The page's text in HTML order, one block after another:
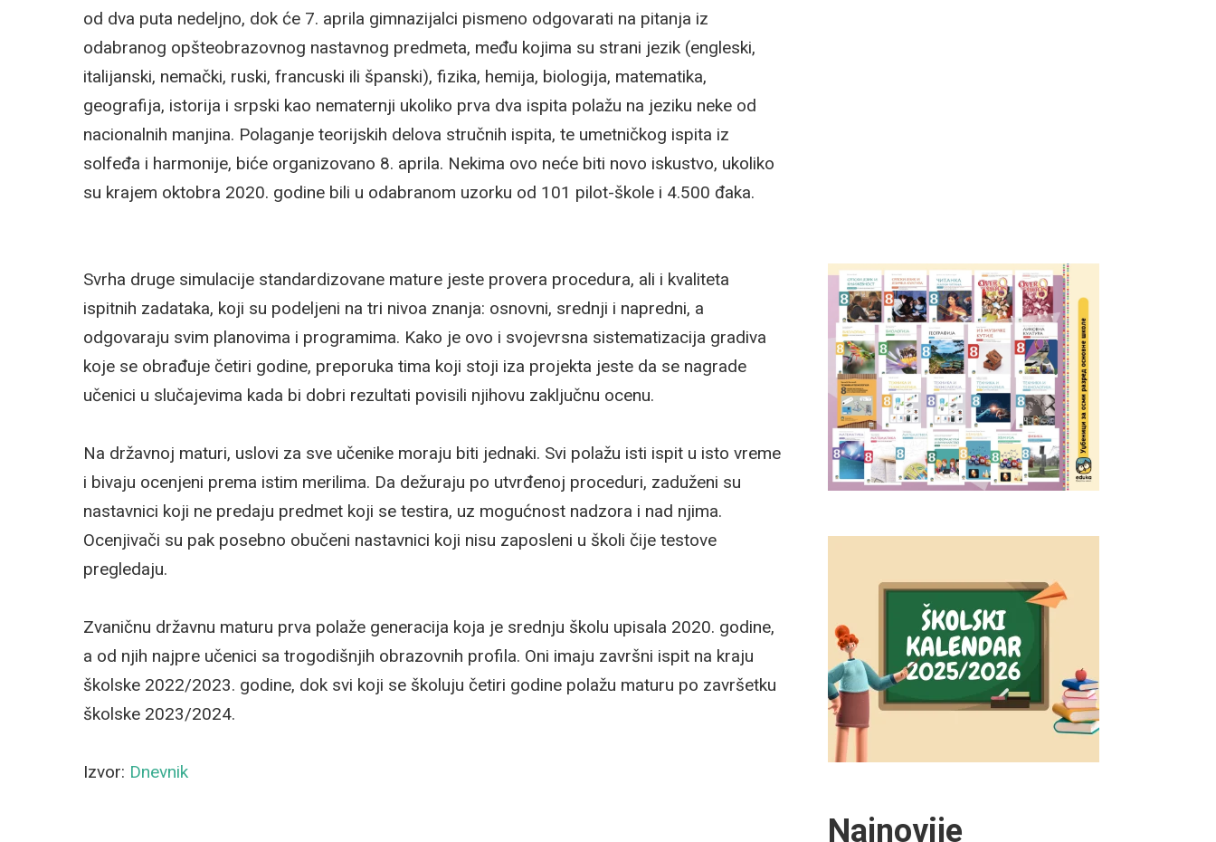
od dva puta nedeljno, dok će 7. aprila gimnazijalci pismeno odgovarati na pitanja iz
odabranog opšteobrazovnog nastavnog predmeta, među kojima su strani jezik (engleski,
italijanski, nemački, ruski, francuski ili španski), fizika, hemija, biologija, matematika,
geografija, istorija i srpski kao nematernji ukoliko prva dva ispita polažu na jeziku neke od
nacionalnih manjina. Polaganje teorijskih delova stručnih ispita, te umetničkog ispita iz
solfeđa i harmonije, biće organizovano 8. aprila. Nekima ovo neće biti novo iskustvo, ukoliko
su krajem oktobra 2020. godine bili u odabranom uzorku od 101 pilot-škole i 4.500 đaka.
Svrha druge simulacije standardizovane mature jeste provera procedura, ali i kvaliteta
ispitnih zadataka, koji su podeljeni na tri nivoa znanja: osnovni, srednji i napredni, a
odgovaraju svim planovima i programima. Kako je ovo i svojevrsna sistematizacija gradiva
koje se obrađuje četiri godine, preporuka tima koji stoji iza projekta jeste da se nagrade
učenici u slučajevima kada bi dobri rezultati povisili njihovu zaključnu ocenu.
Na državnoj maturi, uslovi za sve učenike moraju biti jednaki. Svi polažu isti ispit u isto vreme
i bivaju ocenjeni prema istim merilima. Da dežuraju po utvrđenoj proceduri, zaduženi su
nastavnici koji ne predaju predmet koji se testira, uz mogućnost nadzora i nad njima.
Ocenjivači su pak posebno obučeni nastavnici koji nisu zaposleni u školi čije testove
pregledaju.
Zvaničnu državnu maturu prva polaže generacija koja je srednju školu upisala 2020. godine,
a od njih najpre učenici sa trogodišnjih obrazovnih profila. Oni imaju završni ispit na kraju
školske 2022/2023. godine, dok svi koji se školuju četiri godine polažu maturu po završetku
školske 2023/2024.
Izvor: Dnevnik
Najnovije